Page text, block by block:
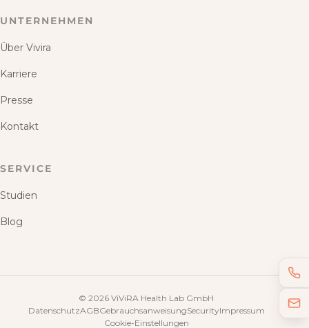
UNTERNEHMEN
Über Vivira
Karriere
Presse
Kontakt
SERVICE
Studien
Blog
© 2026 ViViRA Health Lab GmbH
DatenschutzAGBGebrauchsanweisungSecurityImpressum
Cookie-Einstellungen